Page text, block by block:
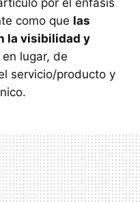
como que las
la visibilidad y
en lugar, de
servicio/producto y